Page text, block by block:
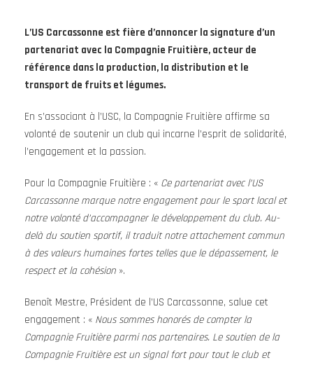
L’US Carcassonne est fière d’annoncer la signature d’un
partenariat avec la Compagnie Fruitière, acteur de
référence dans la production, la distribution et le
transport de fruits et légumes.
En s’associant à l’USC, la Compagnie Fruitière affirme sa
volonté de soutenir un club qui incarne l’esprit de solidarité,
l’engagement et la passion.
Pour la Compagnie Fruitière : « Ce partenariat avec l’US
Carcassonne marque notre engagement pour le sport local et
notre volonté d’accompagner le développement du club. Au-
delà du soutien sportif, il traduit notre attachement commun
à des valeurs humaines fortes telles que le dépassement, le
respect et la cohésion ».
Benoît Mestre, Président de l’US Carcassonne, salue cet
engagement : « Nous sommes honorés de compter la
Compagnie Fruitière parmi nos partenaires. Le soutien de la
Compagnie Fruitière est un signal fort pour tout le club et